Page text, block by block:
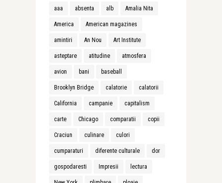
aaa absenta alb Amalia Nita
America American magazines
amintiri An Nou Art Institute
asteptare atitudine atmosfera
avion bani baseball
Brooklyn Bridge calatorie calatorii
California campanie capitalism
carte Chicago comparatii copii
Craciun culinare culori
cumparaturi diferente culturale dor
gospodaresti Impresii lectura